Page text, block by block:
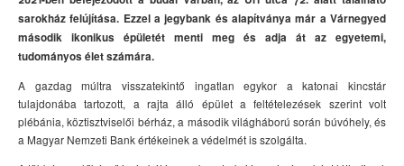
sarokház felújítása. Ezzel a jegybank és alapítványa már a Várnegyed
második ikonikus épületét menti meg és adja át az egyetemi,
tudományos élet számára.
A gazdag múltra visszatekintő ingatlan egykor a katonai kincstár
tulajdonába tartozott, a rajta álló épület a feltételezések szerint volt
plébánia, köztisztviselői bérház, a második világháború során búvóhely, és
a Magyar Nemzeti Bank értékeinek a védelmét is szolgálta.